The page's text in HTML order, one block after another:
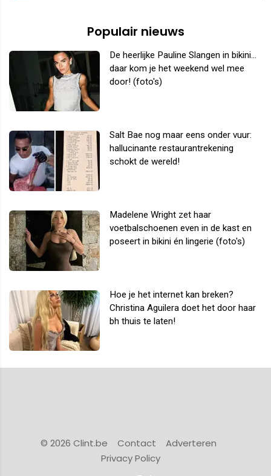
Populair nieuws
De heerlijke Pauline Slangen in bikini...
daar kom je het weekend wel mee
door! (foto's)
Salt Bae nog maar eens onder vuur:
hallucinante restaurantrekening
schokt de wereld!
Madelene Wright zet haar
voetbalschoenen even in de kast en
poseert in bikini én lingerie (foto's)
Hoe je het internet kan breken?
Christina Aguilera doet het door haar
bh thuis te laten!
© 2026 Clint.be Contact
Adverteren
Privacy Policy